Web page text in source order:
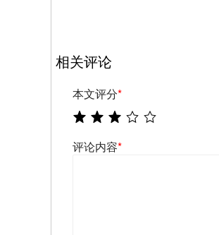
相关评论
本文评分*
评论内容*